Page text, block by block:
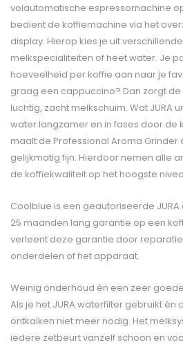
volautomatische espressomachine
bedient de koffiemachine via het
display. Hierop kies je uit
melkspecialiteiten of heet water. Je
hoeveelheid per koffie aan naar je
graag een cappuccino? Dan zorgt
luchtig, zacht melkschuim. Wat JURA
water langzamer en in fases door de
maalt de Professional Aroma Grinder
gelijkmatig fijn. Hierdoor nemen alle
de koffiekwaliteit op het hoogste
Coolblue is een geautoriseerde
25 maanden lang garantie op een
verleent deze garantie door
onderdelen of het apparaat.
Weinig onderhoud én een zeer
Als je het JURA waterfilter gebruikt én
ontkalken niet meer nodig. Het
iedere zetbeurt vanzelf schoon en